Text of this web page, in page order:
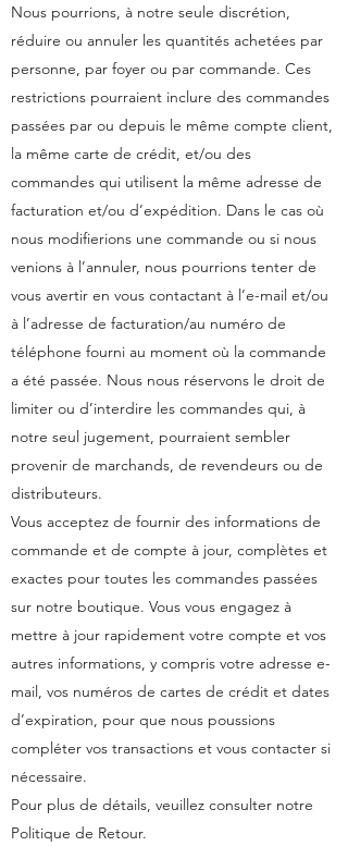
Nous pourrions, à notre seule discrétion,
réduire ou annuler les quantités achetées par
personne, par foyer ou par commande. Ces
restrictions pourraient inclure des commandes
passées par ou depuis le même compte client,
la même carte de crédit, et/ou des
commandes qui utilisent la même adresse de
facturation et/ou d’expédition. Dans le cas où
nous modifierions une commande ou si nous
venions à l’annuler, nous pourrions tenter de
vous avertir en vous contactant à l’e-mail et/ou
à l’adresse de facturation/au numéro de
téléphone fourni au moment où la commande
a été passée. Nous nous réservons le droit de
limiter ou d’interdire les commandes qui, à
notre seul jugement, pourraient sembler
provenir de marchands, de revendeurs ou de
distributeurs.
Vous acceptez de fournir des informations de
commande et de compte à jour, complètes et
exactes pour toutes les commandes passées
sur notre boutique. Vous vous engagez à
mettre à jour rapidement votre compte et vos
autres informations, y compris votre adresse e-
mail, vos numéros de cartes de crédit et dates
d’expiration, pour que nous poussions
compléter vos transactions et vous contacter si
nécessaire.
Pour plus de détails, veuillez consulter notre
Politique de Retour.